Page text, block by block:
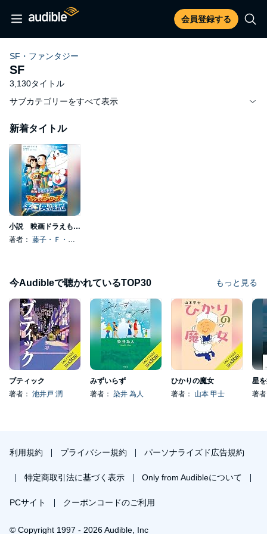
会員登録する
SF・ファンタジー
SF
3,130タイトル
サブカテゴリーをすべて表示
新着タイトル
小説 映画ドラえもん のび太の宇宙英雄記 小学館ジュニア文庫
著者： 藤子・Ｆ・不二雄
今Audibleで聴かれているTOP30 もっと見る
ブティック
著者： 池井戸 潤
みずいらず
著者： 染井 為人
ひかりの魔女
著者： 山本 甲士
星
著
利用規約 プライバシー規約 パーソナライズド広告規約
特定商取引法に基づく表示 Only from Audibleについて
PCサイト クーポンコードのご利用
© Copyright 1997 - 2026 Audible, Inc